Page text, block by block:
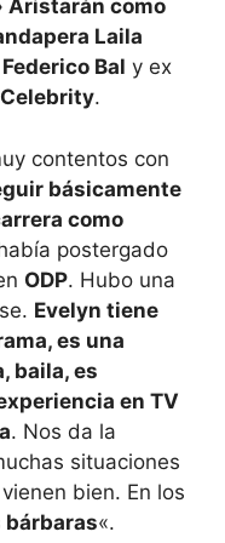
Aristarán como
Laila
Federico Bal y ex
.
contentos con
básicamente
como
postergado
ODP. Hubo una
Evelyn tiene
es una
baila, es
en TV
. Nos da la
situaciones
bien. En los
bárbaras«.